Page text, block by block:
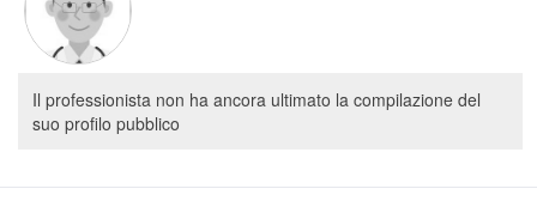
Il professionista non ha ancora ultimato la compilazione del
suo profilo pubblico